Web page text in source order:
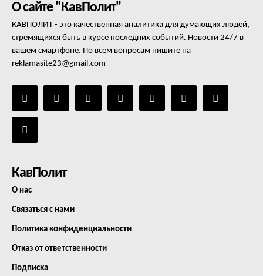
О сайте "КавПолит"
КАВПОЛИТ - это качественная аналитика для думающих людей,
стремящихся быть в курсе последних событий. Новости 24/7 в
вашем смартфоне. По всем вопросам пишите на
reklamasite23@gmail.com
КавПолит
О нас
Связаться с нами
Политика конфиденциальности
Отказ от ответственности
Подписка